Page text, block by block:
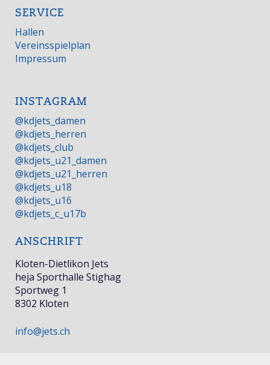
SERVICE
Hallen
Vereinsspielplan
Impressum
INSTAGRAM
@kdjets_damen
@kdjets_herren
@kdjets_club
@kdjets_u21_damen
@kdjets_u21_herren
@kdjets_u18
@kdjets_u16
@kdjets_c_u17b
ANSCHRIFT
Kloten-Dietlikon Jets
heja Sporthalle Stighag
Sportweg 1
8302 Kloten
info@jets.ch